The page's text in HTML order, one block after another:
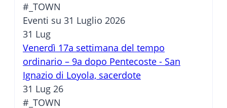
#_TOWN
Eventi su 31 Luglio 2026
31 Lug
Venerdì 17a settimana del tempo
ordinario – 9a dopo Pentecoste - San
Ignazio di Loyola, sacerdote
31 Lug 26
#_TOWN